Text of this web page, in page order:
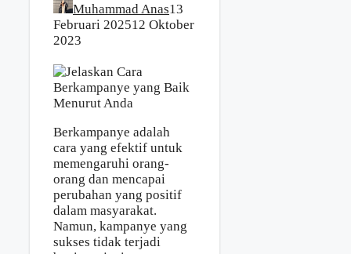
Muhammad Anas13
Februari 202512 Oktober
2023
Berkampanye adalah
cara yang efektif untuk
memengaruhi orang-
orang dan mencapai
perubahan yang positif
dalam masyarakat.
Namun, kampanye yang
sukses tidak terjadi